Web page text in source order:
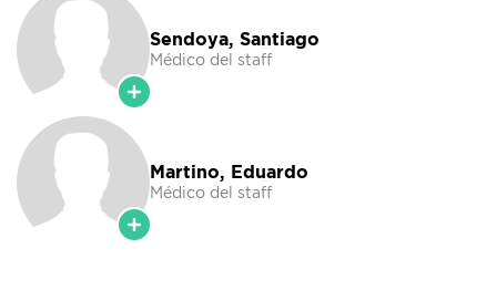
Sendoya, Santiago
Médico del staff
Martino, Eduardo
Médico del staff